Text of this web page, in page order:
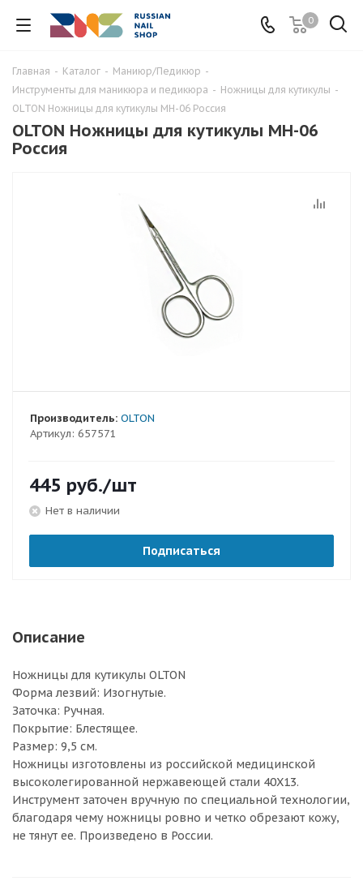
0
Главная - Каталог - Маниюр/Педикюр -
Инструменты для маникюра и педикюра - Ножницы для кутикулы -
OLTON Ножницы для кутикулы MH-06 Россия
OLTON Ножницы для кутикулы MH-06
Россия
Артикул: 657571
Производитель: OLTON
445 руб./шт
Нет в наличии
Подписаться
Описание
Ножницы для кутикулы OLTON
Форма лезвий: Изогнутые.
Заточка: Ручная.
Покрытие: Блестящее.
Размер: 9,5 см.
Ножницы изготовлены из российской медицинской
высоколегированной нержавеющей стали 40Х13.
Инструмент заточен вручную по специальной технологии,
благодаря чему ножницы ровно и четко обрезают кожу,
не тянут ее. Произведено в России.